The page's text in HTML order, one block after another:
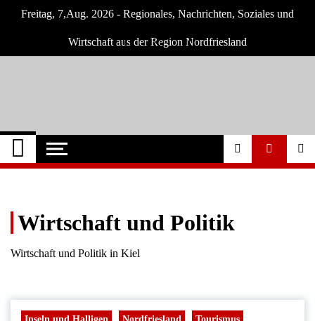
Freitag, 7,Aug. 2026 - Regionales, Nachrichten, Soziales und
Wirtschaft aus der Region Nordfriesland
Nordfriesland O.
Nachrichten
Nachrichten für Nordfriesland und Husum
Wirtschaft und Politik
Wirtschaft und Politik in Kiel